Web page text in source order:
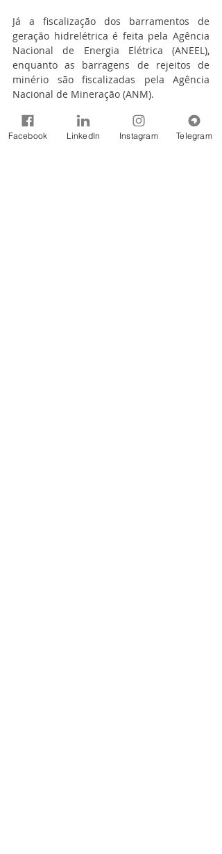
Já a fiscalização dos barramentos de
geração hidrelétrica é feita pela Agência
Nacional de Energia Elétrica (ANEEL),
enquanto as barragens de rejeitos de
minério são fiscalizadas pela Agência
Nacional de Mineração (ANM).
Assessoria Especial de Comunicação
Social (ASCOM)
Facebook LinkedIn Instagram Telegram